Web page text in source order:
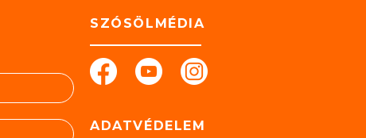
SZÓSÖLMÉDIA
ADATVÉDELEM